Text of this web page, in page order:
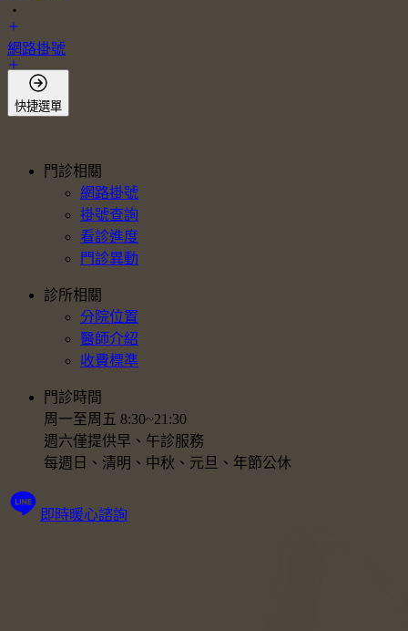
・
網路掛號
會員登入
快捷選單
門診相關
網路掛號
掛號查詢
看診進度
門診異動
診所相關
分院位置
醫師介紹
收費標準
門診時間
周一至周五 8:30~21:30
週六僅提供早、午診服務
每週日、清明、中秋、元旦、年節公休
即時暖心諮詢